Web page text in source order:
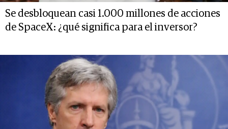
Se desbloquean casi 1.000 millones de acciones
de SpaceX: ¿qué significa para el inversor?